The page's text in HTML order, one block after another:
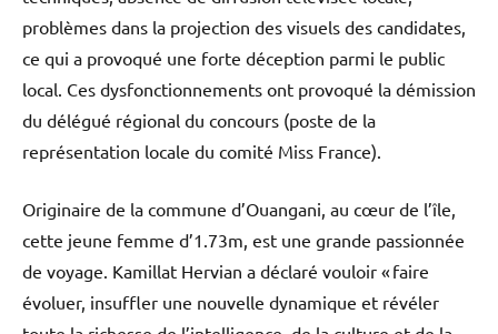
problèmes dans la projection des visuels des candidates,
ce qui a provoqué une forte déception parmi le public
local. Ces dysfonctionnements ont provoqué la démission
du délégué régional du concours (poste de la
représentation locale du comité Miss France).
Originaire de la commune d’Ouangani, au cœur de l’île,
cette jeune femme d’1.73m, est une grande passionnée
de voyage. Kamillat Hervian a déclaré vouloir « faire
évoluer, insuffler une nouvelle dynamique et révéler